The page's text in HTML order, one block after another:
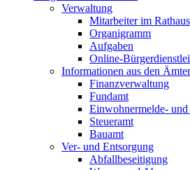
Verwaltung
Mitarbeiter im Rathaus
Organigramm
Aufgaben
Online-
Informationen aus den
Finanzverwaltung
Fundamt
Einwohnermelde- und
Steueramt
Bauamt
Ver- und Entsorgung
Abfallbeseitigung